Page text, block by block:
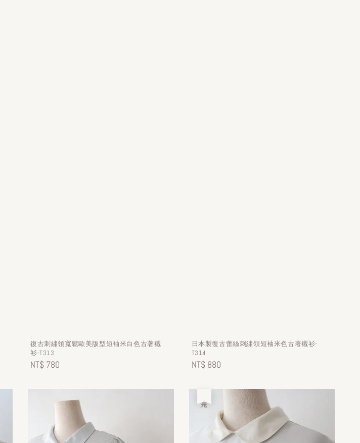
復古刺繡領寬鬆歐美版型短袖米白色古著襯
衫-T313
Regular
NT$ 780
日本製復古蕾絲刺繡領短袖米色古著襯衫-
T314
Regular
NT$ 880